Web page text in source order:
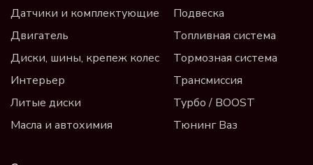
Датчики и комплектующие
Двигатель
Диски, шины, крепеж колес
Интерьер
Литые диски
Масла и автохимия
Подвеска
Топливная система
Тормозная система
Трансмиссия
Турбо / BOOST
Тюнинг Ваз